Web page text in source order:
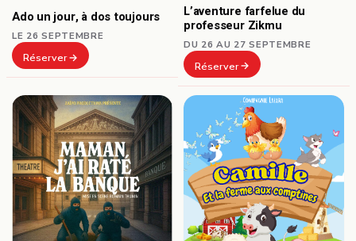
Ado un jour, à dos toujours
LE 26 SEPTEMBRE
Réserver
L’aventure farfelue du
professeur Zikmu
DU 26 AU 27 SEPTEMBRE
Réserver